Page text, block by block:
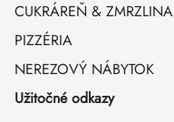
CUKRÁREŇ & ZMRZLINA
PIZZÉRIA
NEREZOVÝ NÁBYTOK
Užitočné odkazy